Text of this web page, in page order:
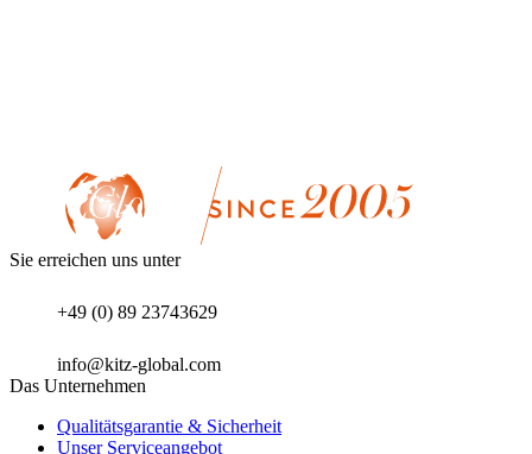
Sie erreichen uns unter
+49 (0) 89 23743629
info@kitz-global.com
Das Unternehmen
Qualitätsgarantie & Sicherheit
Unser Serviceangebot